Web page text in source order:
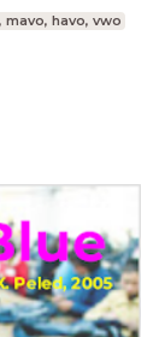
mavo, havo, vwo